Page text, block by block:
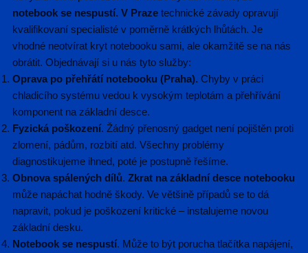
notebook se nespustí. V Praze technické závady opravují
kvalifikovaní specialisté v poměrně krátkých lhůtách. Je
vhodné neotvírat kryt notebooku sami, ale okamžitě se na nás
obrátit. Objednávají si u nás tyto služby:
Oprava po přehřátí notebooku (Praha). Chyby v práci
chladicího systému vedou k vysokým teplotám a přehřívání
komponent na základní desce.
Fyzická poškození. Žádný přenosný gadget není pojištěn proti
zlomení, pádům, rozbití atd. Všechny problémy
diagnostikujeme ihned, poté je postupně řešíme.
Obnova spálených dílů. Zkrat na základní desce notebooku
může napáchat hodně škody. Ve většině případů se to dá
napravit, pokud je poškození kritické – instalujeme novou
základní desku.
Notebook se nespustí. Může to být porucha tlačítka napájení,